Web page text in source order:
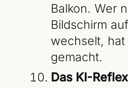
Balkon. Wer
Bildschirm
wechselt,
gemacht.
Das KI-